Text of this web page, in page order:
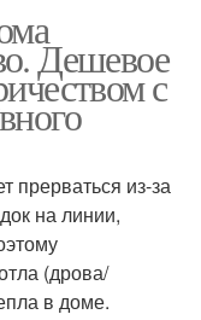
отопление
отопление
Дешевое
с
прерваться из-за
на линии,
(дрова/
в доме.